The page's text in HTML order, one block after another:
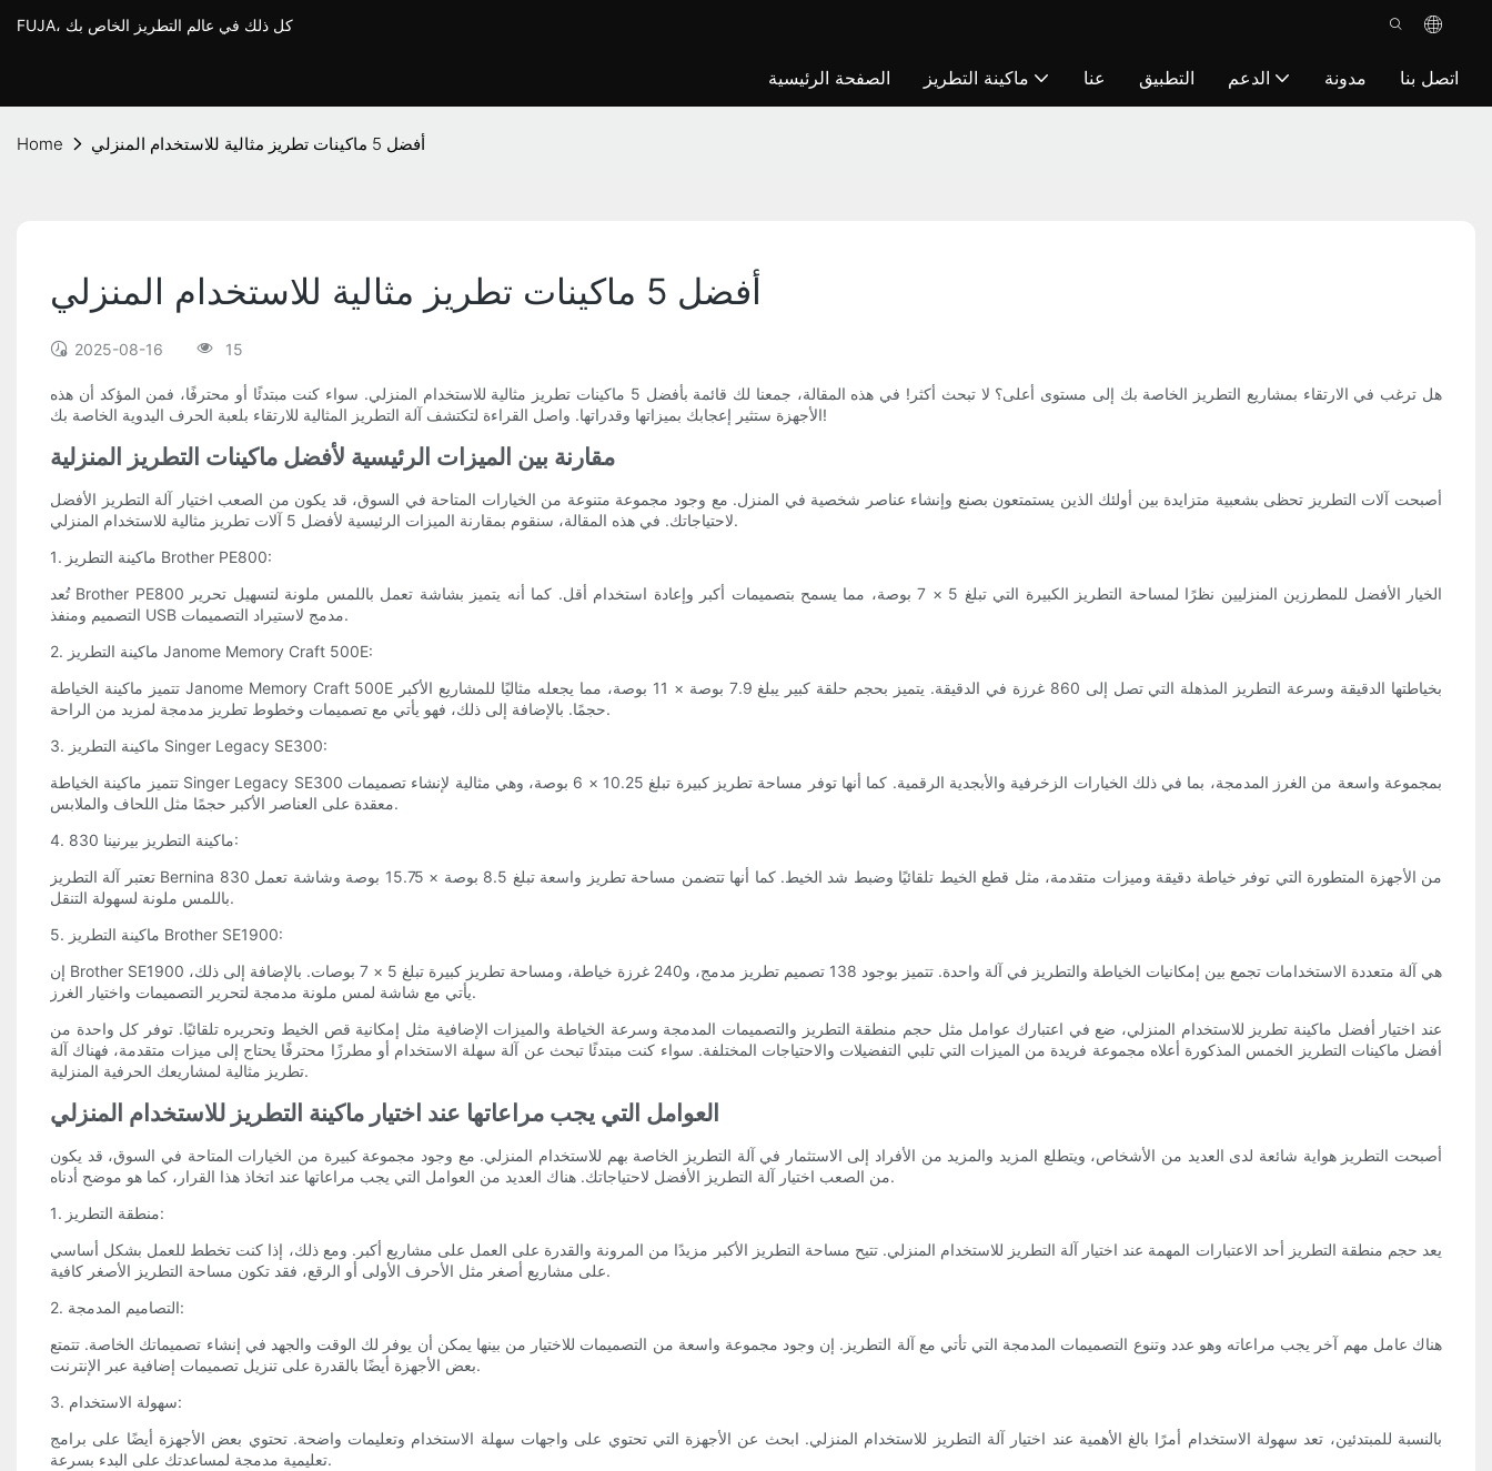
FUJA، كل ذلك في عالم التطريز الخاص بك
الصفحة الرئيسية ماكينة التطريز عنا التطبيق الدعم مدونة اتصل بنا
Home أفضل 5 ماكينات تطريز مثالية للاستخدام المنزلي
أفضل 5 ماكينات تطريز مثالية للاستخدام المنزلي
2025-08-16 15
هل ترغب في الارتقاء بمشاريع التطريز الخاصة بك إلى مستوى أعلى؟ لا تبحث أكثر! في هذه المقالة، جمعنا لك قائمة بأفضل 5 ماكينات تطريز مثالية للاستخدام المنزلي. سواء كنت مبتدئًا أو محترفًا، فمن المؤكد أن هذه
الأجهزة ستثير إعجابك بميزاتها وقدراتها. واصل القراءة لتكتشف آلة التطريز المثالية للارتقاء بلعبة الحرف اليدوية الخاصة بك!
مقارنة بين الميزات الرئيسية لأفضل ماكينات التطريز المنزلية
أصبحت آلات التطريز تحظى بشعبية متزايدة بين أولئك الذين يستمتعون بصنع وإنشاء عناصر شخصية في المنزل. مع وجود مجموعة متنوعة من الخيارات المتاحة في السوق، قد يكون من الصعب اختيار آلة التطريز الأفضل
لاحتياجاتك. في هذه المقالة، سنقوم بمقارنة الميزات الرئيسية لأفضل 5 آلات تطريز مثالية للاستخدام المنزلي.
1. ماكينة التطريز Brother PE800:
تُعد Brother PE800 الخيار الأفضل للمطرزين المنزليين نظرًا لمساحة التطريز الكبيرة التي تبلغ 5 × 7 بوصة، مما يسمح بتصميمات أكبر وإعادة استخدام أقل. كما أنه يتميز بشاشة تعمل باللمس ملونة لتسهيل تحرير
التصميم ومنفذ USB مدمج لاستيراد التصميمات.
2. ماكينة التطريز Janome Memory Craft 500E:
تتميز ماكينة الخياطة Janome Memory Craft 500E بخياطتها الدقيقة وسرعة التطريز المذهلة التي تصل إلى 860 غرزة في الدقيقة. يتميز بحجم حلقة كبير يبلغ 7.9 بوصة × 11 بوصة، مما يجعله مثاليًا للمشاريع الأكبر
حجمًا. بالإضافة إلى ذلك، فهو يأتي مع تصميمات وخطوط تطريز مدمجة لمزيد من الراحة.
3. ماكينة التطريز Singer Legacy SE300:
تتميز ماكينة الخياطة Singer Legacy SE300 بمجموعة واسعة من الغرز المدمجة، بما في ذلك الخيارات الزخرفية والأبجدية الرقمية. كما أنها توفر مساحة تطريز كبيرة تبلغ 10.25 × 6 بوصة، وهي مثالية لإنشاء تصميمات
معقدة على العناصر الأكبر حجمًا مثل اللحاف والملابس.
4. ماكينة التطريز بيرنينا 830:
تعتبر آلة التطريز Bernina 830 من الأجهزة المتطورة التي توفر خياطة دقيقة وميزات متقدمة، مثل قطع الخيط تلقائيًا وضبط شد الخيط. كما أنها تتضمن مساحة تطريز واسعة تبلغ 8.5 بوصة × 15.75 بوصة وشاشة تعمل
باللمس ملونة لسهولة التنقل.
5. ماكينة التطريز Brother SE1900:
إن Brother SE1900 هي آلة متعددة الاستخدامات تجمع بين إمكانيات الخياطة والتطريز في آلة واحدة. تتميز بوجود 138 تصميم تطريز مدمج، و240 غرزة خياطة، ومساحة تطريز كبيرة تبلغ 5 × 7 بوصات. بالإضافة إلى ذلك،
يأتي مع شاشة لمس ملونة مدمجة لتحرير التصميمات واختيار الغرز.
عند اختيار أفضل ماكينة تطريز للاستخدام المنزلي، ضع في اعتبارك عوامل مثل حجم منطقة التطريز والتصميمات المدمجة وسرعة الخياطة والميزات الإضافية مثل إمكانية قص الخيط وتحريره تلقائيًا. توفر كل واحدة من
أفضل ماكينات التطريز الخمس المذكورة أعلاه مجموعة فريدة من الميزات التي تلبي التفضيلات والاحتياجات المختلفة. سواء كنت مبتدئًا تبحث عن آلة سهلة الاستخدام أو مطرزًا محترفًا يحتاج إلى ميزات متقدمة، فهناك آلة
تطريز مثالية لمشاريعك الحرفية المنزلية.
العوامل التي يجب مراعاتها عند اختيار ماكينة التطريز للاستخدام المنزلي
أصبحت التطريز هواية شائعة لدى العديد من الأشخاص، ويتطلع المزيد والمزيد من الأفراد إلى الاستثمار في آلة التطريز الخاصة بهم للاستخدام المنزلي. مع وجود مجموعة كبيرة من الخيارات المتاحة في السوق، قد يكون
من الصعب اختيار آلة التطريز الأفضل لاحتياجاتك. هناك العديد من العوامل التي يجب مراعاتها عند اتخاذ هذا القرار، كما هو موضح أدناه.
1. منطقة التطريز:
يعد حجم منطقة التطريز أحد الاعتبارات المهمة عند اختيار آلة التطريز للاستخدام المنزلي. تتيح مساحة التطريز الأكبر مزيدًا من المرونة والقدرة على العمل على مشاريع أكبر. ومع ذلك، إذا كنت تخطط للعمل بشكل أساسي
على مشاريع أصغر مثل الأحرف الأولى أو الرقع، فقد تكون مساحة التطريز الأصغر كافية.
2. التصاميم المدمجة:
هناك عامل مهم آخر يجب مراعاته وهو عدد وتنوع التصميمات المدمجة التي تأتي مع آلة التطريز. إن وجود مجموعة واسعة من التصميمات للاختيار من بينها يمكن أن يوفر لك الوقت والجهد في إنشاء تصميماتك الخاصة. تتمتع
بعض الأجهزة أيضًا بالقدرة على تنزيل تصميمات إضافية عبر الإنترنت.
3. سهولة الاستخدام:
بالنسبة للمبتدئين، تعد سهولة الاستخدام أمرًا بالغ الأهمية عند اختيار آلة التطريز للاستخدام المنزلي. ابحث عن الأجهزة التي تحتوي على واجهات سهلة الاستخدام وتعليمات واضحة. تحتوي بعض الأجهزة أيضًا على برامج
تعليمية مدمجة لمساعدتك على البدء بسرعة.